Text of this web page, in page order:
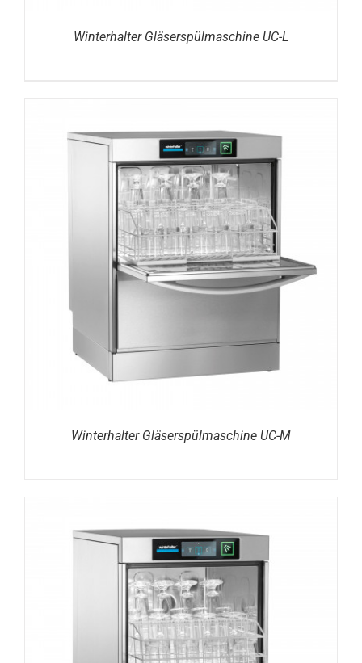
Winterhalter Gläserspülmaschine UC-L
DETAILS
Winterhalter Gläserspülmaschine UC-M
DETAILS